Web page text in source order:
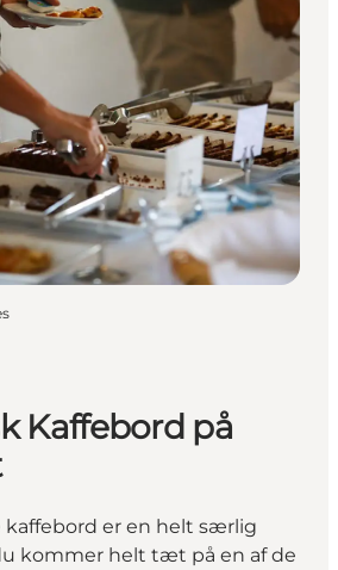
Kaffebord på
kaffebord er en helt særlig
kommer helt tæt på en af de